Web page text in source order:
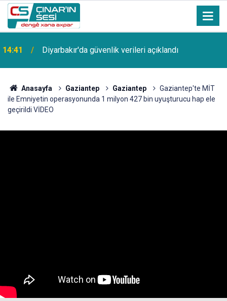
14:41 Diyarbakır'da güvenlik verileri açıklandı
Anasayfa Gaziantep Gaziantep
Gaziantep'te MİT
ile Emniyetin operasyonunda 1 milyon 427 bin uyuşturucu hap ele
geçirildi VİDEO